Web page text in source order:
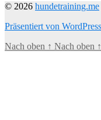
© 2026 hundetraining.me
Präsentiert von WordPress
Nach oben ↑ Nach oben ↑